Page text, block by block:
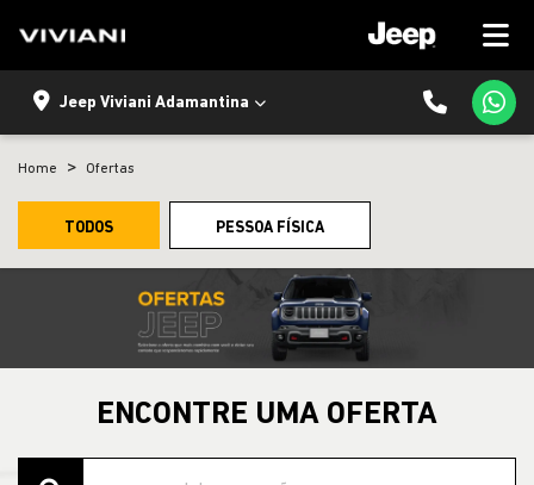
Jeep Viviani Adamantina
Home Ofertas
TODOS PESSOA FÍSICA
ENCONTRE UMA OFERTA